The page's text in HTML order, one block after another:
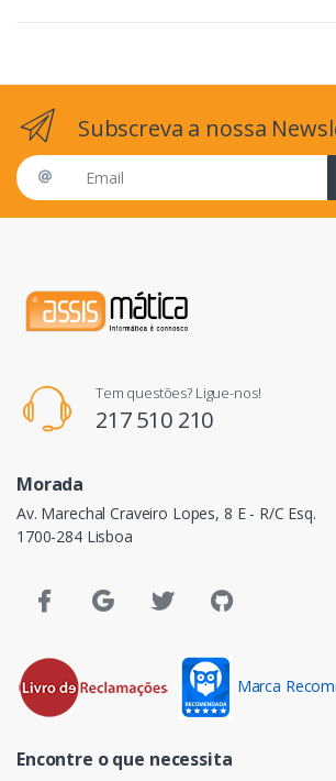
Subscreva a nossa
Email address
Tem questões? Ligue-nos!
217 510 210
Morada
Av. Marechal Craveiro Lopes, 8 E - R/C Esq.
1700-284 Lisboa
Marca
Encontre o que necessita